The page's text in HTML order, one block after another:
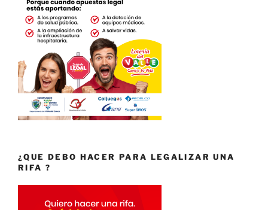
¿QUE DEBO HACER PARA LEGALIZAR UNA
RIFA ?